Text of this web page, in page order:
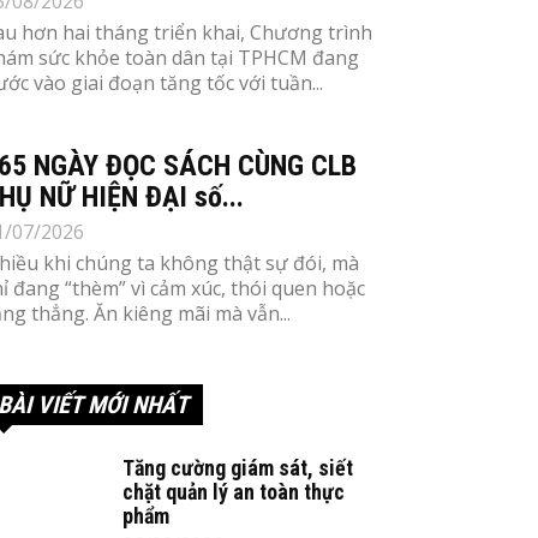
hơn hai tháng triển khai, Chương trình
sức khỏe toàn dân tại TPHCM đang
vào giai đoạn tăng tốc với tuần...
NGÀY ĐỌC SÁCH CÙNG CLB
NỮ HIỆN ĐẠI số...
07/2026
khi chúng ta không thật sự đói, mà
đang “thèm” vì cảm xúc, thói quen hoặc
thẳng. Ăn kiêng mãi mà vẫn...
BÀI VIẾT MỚI NHẤT
Tăng cường giám sát, siết
chặt quản lý an toàn thực
phẩm